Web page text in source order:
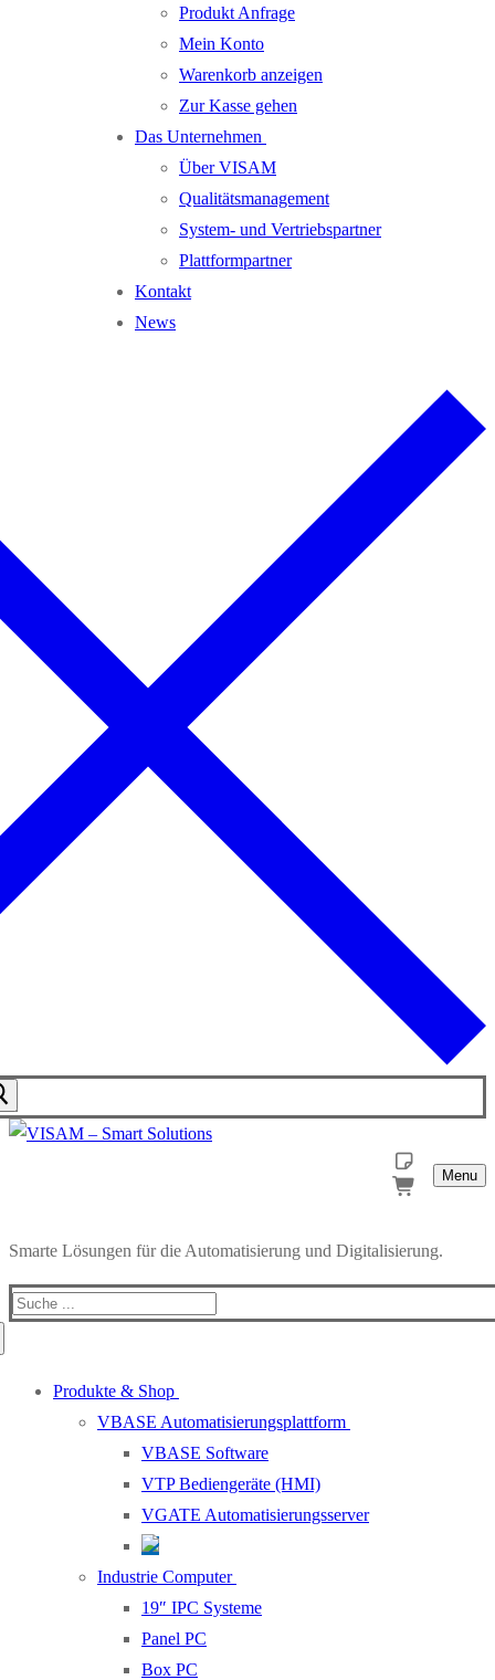
Produkt Anfrage
Mein Konto
Warenkorb anzeigen
Zur Kasse gehen
Das Unternehmen
Über VISAM
Qualitätsmanagement
System- und Vertriebspartner
Plattformpartner
Kontakt
News
Menu
Smarte Lösungen für die Automatisierung und Digitalisierung.
Produkte & Shop
VBASE Automatisierungsplattform
VBASE Software
VTP Bediengeräte (HMI)
VGATE Automatisierungsserver
Industrie Computer
19″ IPC Systeme
Panel PC
Box PC